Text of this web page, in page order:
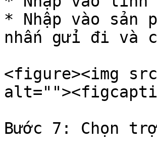
* Nhập vào sản
nhấn gửi đi và
<figure><img
Bước 7: Chọn